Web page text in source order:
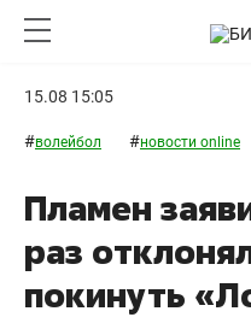
15.08 15:05
#волейбол #новости online
Пламен
раз
покинуть